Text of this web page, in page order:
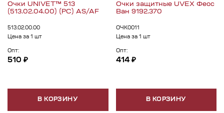
Очки UNIVET™ 513
(513.02.04.00) (РС) AS/AF
513.02.00.00
Цена за 1 шт
Опт:
510 ₽
В КОРЗИНУ
Очки защитные UVEX Феос
Ван 9192.370
ОЧК0011
Цена за 1 шт
Опт:
414 ₽
В КОРЗИНУ